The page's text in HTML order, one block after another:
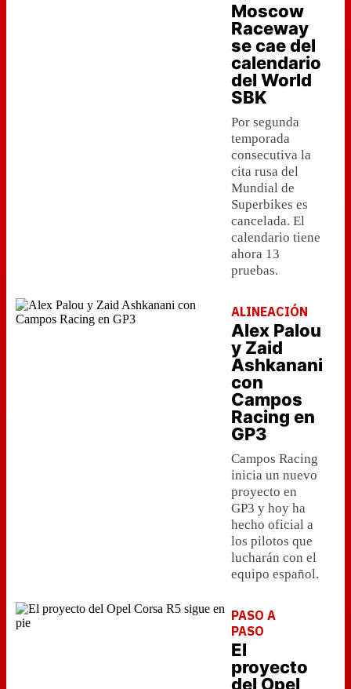
Moscow
Raceway
se cae del
calendario
del World
SBK
Por segunda
temporada
consecutiva la
cita rusa del
Mundial de
Superbikes es
cancelada. El
calendario tiene
ahora 13
pruebas.
ALINEACIÓN
Alex Palou
y Zaid
Ashkanani
con
Campos
Racing en
GP3
Campos Racing
inicia un nuevo
proyecto en
GP3 y hoy ha
hecho oficial a
los pilotos que
lucharán con el
equipo español.
PASO A
PASO
El
proyecto
del Opel